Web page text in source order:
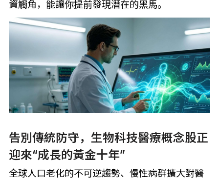
資觸角，能讓你提前發現潛在的黑馬。
告別傳統防守，生物科技醫療概念股正
迎來“成長的黃金十年”
全球人口老化的不可逆趨勢、慢性病群擴大對醫